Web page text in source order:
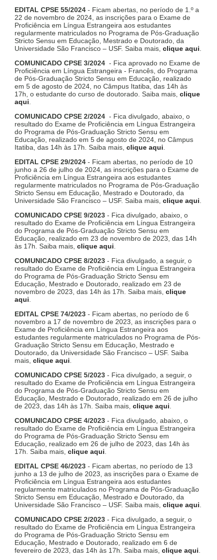
EDITAL CPSE 55/2024 - Ficam abertas, no período de 1.º a
22 de novembro de 2024, as inscrições para o Exame de
Proficiência em Língua Estrangeira aos estudantes
regularmente matriculados no Programa de Pós-Graduação
Stricto Sensu em Educação, Mestrado e Doutorado, da
Universidade São Francisco – USF. Saiba mais, clique aqui.
COMUNICADO CPSE 3/2024 - Fica aprovado no Exame de
Proficiência em Língua Estrangeira - Francês, do Programa
de Pós-Graduação Stricto Sensu em Educação, realizado
em 5 de agosto de 2024, no Câmpus Itatiba, das 14h às
17h, o estudante do curso de doutorado. Saiba mais, clique
aqui.
COMUNICADO CPSE 2/2024 - Fica divulgado, abaixo, o
resultado do Exame de Proficiência em Língua Estrangeira
do Programa de Pós-Graduação Stricto Sensu em
Educação, realizado em 5 de agosto de 2024, no Câmpus
Itatiba, das 14h às 17h. Saiba mais, clique aqui.
EDITAL CPSE 29/2024 - Ficam abertas, no período de 10
junho a 26 de julho de 2024, as inscrições para o Exame de
Proficiência em Língua Estrangeira aos estudantes
regularmente matriculados no Programa de Pós-Graduação
Stricto Sensu em Educação, Mestrado e Doutorado, da
Universidade São Francisco – USF. Saiba mais, clique aqui.
COMUNICADO CPSE 9/2023 - Fica divulgado, abaixo, o
resultado do Exame de Proficiência em Língua Estrangeira
do Programa de Pós-Graduação Stricto Sensu em
Educação, realizado em 23 de novembro de 2023, das 14h
às 17h. Saiba mais, clique aqui.
COMUNICADO CPSE 8/2023 - Fica divulgado, a seguir, o
resultado do Exame de Proficiência em Língua Estrangeira
do Programa de Pós-Graduação Stricto Sensu em
Educação, Mestrado e Doutorado, realizado em 23 de
novembro de 2023, das 14h às 17h. Saiba mais, clique
aqui.
EDITAL CPSE 74/2023 - Ficam abertas, no período de 6
novembro a 17 de novembro de 2023, as inscrições para o
Exame de Proficiência em Língua Estrangeira aos
estudantes regularmente matriculados no Programa de Pós-
Graduação Stricto Sensu em Educação, Mestrado e
Doutorado, da Universidade São Francisco – USF. Saiba
mais, clique aqui.
COMUNICADO CPSE 5/2023 - Fica divulgado, a seguir, o
resultado do Exame de Proficiência em Língua Estrangeira
do Programa de Pós-Graduação Stricto Sensu em
Educação, Mestrado e Doutorado, realizado em 26 de julho
de 2023, das 14h às 17h. Saiba mais, clique aqui.
COMUNICADO CPSE 4/2023 - Fica divulgado, abaixo, o
resultado do Exame de Proficiência em Língua Estrangeira
do Programa de Pós-Graduação Stricto Sensu em
Educação, realizado em 26 de julho de 2023, das 14h às
17h. Saiba mais, clique aqui.
EDITAL CPSE 46/2023 - Ficam abertas, no período de 13
junho a 13 de julho de 2023, as inscrições para o Exame de
Proficiência em Língua Estrangeira aos estudantes
regularmente matriculados no Programa de Pós-Graduação
Stricto Sensu em Educação, Mestrado e Doutorado, da
Universidade São Francisco – USF. Saiba mais, clique aqui.
COMUNICADO CPSE 2/2023 - Fica divulgado, a seguir, o
resultado do Exame de Proficiência em Língua Estrangeira
do Programa de Pós-Graduação Stricto Sensu em
Educação, Mestrado e Doutorado, realizado em 6 de
fevereiro de 2023, das 14h às 17h. Saiba mais, clique aqui.